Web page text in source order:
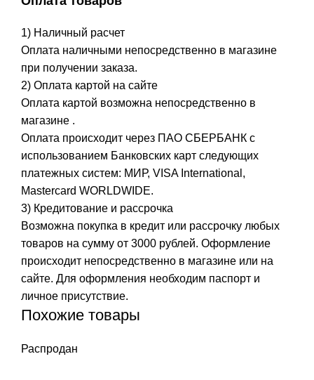
1) Наличный расчет
Оплата наличными непосредственно в магазине
при получении заказа.
2) Оплата картой на сайте
Оплата картой возможна непосредственно в
магазине .
Оплата происходит через ПАО СБЕРБАНК с
использованием Банковских карт следующих
платежных систем: МИР, VISA International,
Mastercard WORLDWIDE.
3) Кредитование и рассрочка
Возможна покупка в кредит или рассрочку любых
товаров на сумму от 3000 рублей. Оформление
происходит непосредственно в магазине или на
сайте. Для оформления необходим паспорт и
личное присутствие.
Похожие товары
Распродан